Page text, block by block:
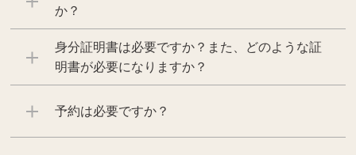
か？
身分証明書は必要ですか？また、どのような証
明書が必要になりますか？
予約は必要ですか？